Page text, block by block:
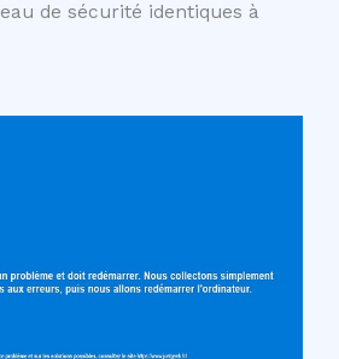
de sécurité identiques à